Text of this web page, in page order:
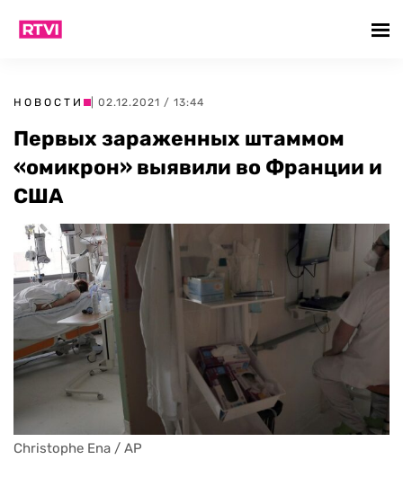
НОВОСТИ | 02.12.2021 / 13:44
Первых зараженных штаммом
«омикрон» выявили во Франции и
США
Christophe Ena / AP